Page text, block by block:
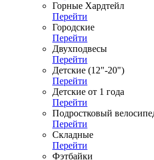
Горные Хардтейл
Перейти
Городские
Перейти
Двухподвесы
Перейти
Детские (12"-20")
Перейти
Детские от 1 года
Перейти
Подростковый
Перейти
Складные
Перейти
Фэтбайки